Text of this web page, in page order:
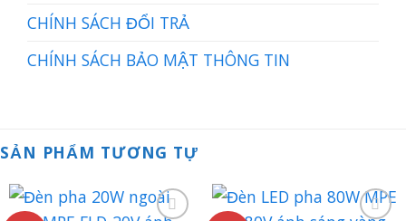
CHÍNH SÁCH ĐỔI TRẢ
CHÍNH SÁCH BẢO MẬT THÔNG TIN
SẢN PHẨM TƯƠNG TỰ